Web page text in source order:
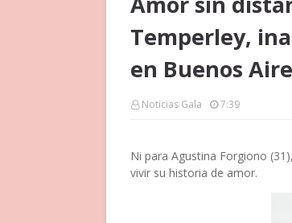
Temperley,
en Buenos
Noticias Gala 7:39
Ni para Agustina Forgiono
vivir su historia de amor.